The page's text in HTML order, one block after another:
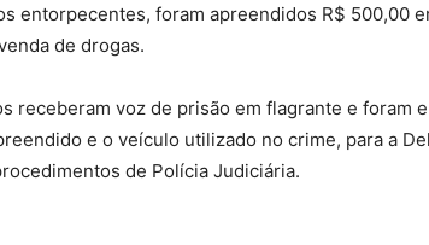
entorpecentes, foram apreendidos R$ 500,00
de drogas.
receberam voz de prisão em flagrante e foram
e o veículo utilizado no crime, para a
de Polícia Judiciária.